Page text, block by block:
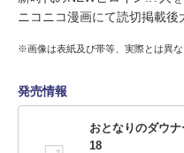
ニコニコ漫画にて読切掲載後
※画像は表紙及び帯等、実際とは異な
発売情報
おとなりのダウ
18